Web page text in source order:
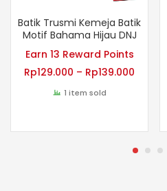
Batik Trusmi Kemeja Batik
Motif Bahama Hijau DNJ
Earn 13 Reward Points
Rp129.000 – Rp139.000
1 item sold